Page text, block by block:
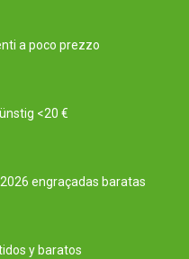
a poco prezzo
<20 €
engraçadas baratas
y baratos